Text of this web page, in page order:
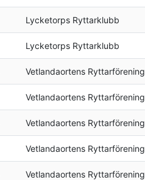
Lycketorps Ryttarklubb
Lycketorps Ryttarklubb
Vetlandaortens Ryttarförening
Vetlandaortens Ryttarförening
Vetlandaortens Ryttarförening
Vetlandaortens Ryttarförening
Vetlandaortens Ryttarförening